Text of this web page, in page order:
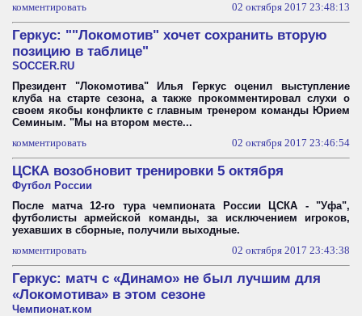
комментировать
02 октября 2017 23:48:13
Геркус: ""Локомотив" хочет сохранить вторую
позицию в таблице"
SOCCER.RU
Президент "Локомотива" Илья Геркус оценил выступление
клуба на старте сезона, а также прокомментировал слухи о
своем якобы конфликте с главным тренером команды Юрием
Семиным. "Мы на втором месте...
комментировать
02 октября 2017 23:46:54
ЦСКА возобновит тренировки 5 октября
Футбол России
После матча 12-го тура чемпионата России ЦСКА - "Уфа",
футболисты армейской команды, за исключением игроков,
уехавших в сборные, получили выходные.
комментировать
02 октября 2017 23:43:38
Геркус: матч с «Динамо» не был лучшим для
«Локомотива» в этом сезоне
Чемпионат.ком